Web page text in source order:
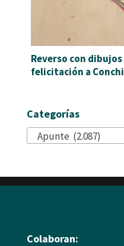
Reverso con
felicitación a
Categorías
Apunte (2.087)
Colaboran: